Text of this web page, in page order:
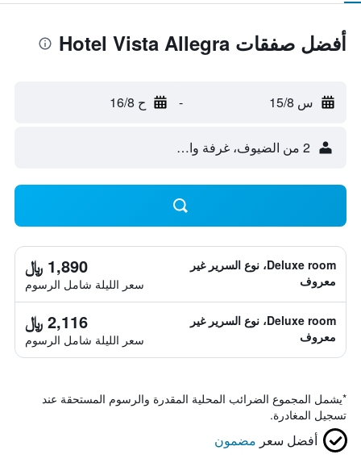
أفضل صفقات Hotel Vista Allegra
س 15/8 - ح 16/8
2 من الضيوف، غرفة واحدة
Deluxe room، نوع السرير غير
معروف
1,890 ﷼
سعر الليلة شامل الرسوم
Deluxe room، نوع السرير غير
معروف
2,116 ﷼
سعر الليلة شامل الرسوم
*يشمل المجموع الضرائب المحلية المقدرة والرسوم المستحقة عند
تسجيل المغادرة.
أفضل سعر مضمون